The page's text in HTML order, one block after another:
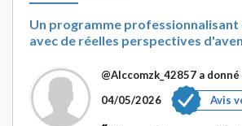
Un programme professionnalisant
avec de réelles perspectives
@Alccomzk_42857 a
04/05/2026
Avis